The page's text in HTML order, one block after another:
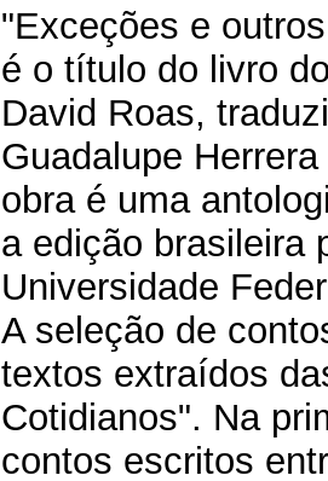
"Exceções e
é o título do livro
David Roas,
Guadalupe
obra é uma
a edição brasileira
Universidade
A seleção de
textos extraídos
Cotidianos". Na
contos escritos